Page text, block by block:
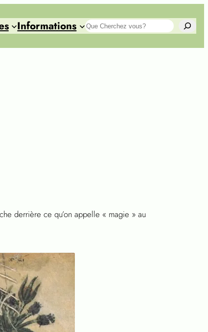
Informations Search
derrière ce qu’on appelle « magie » au